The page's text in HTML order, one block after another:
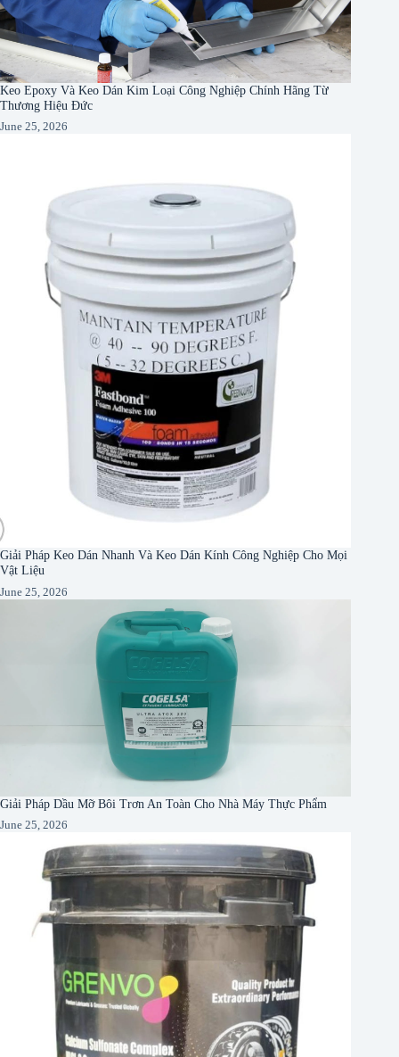
Keo Epoxy Và Keo Dán Kim Loại Công Nghiệp Chính Hãng Từ
Thương Hiệu Đức
June 25, 2026
Giải Pháp Keo Dán Nhanh Và Keo Dán Kính Công Nghiệp Cho Mọi
Vật Liệu
June 25, 2026
Giải Pháp Dầu Mỡ Bôi Trơn An Toàn Cho Nhà Máy Thực Phẩm
June 25, 2026